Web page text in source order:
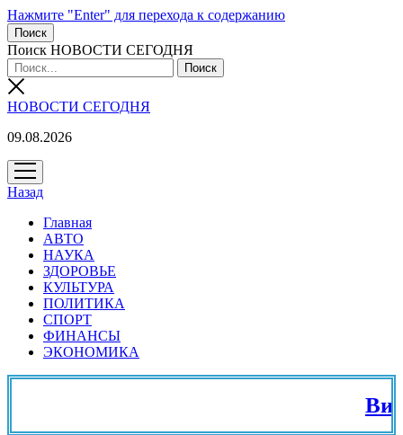
Нажмите "Enter" для перехода к содержанию
Поиск
Поиск НОВОСТИ СЕГОДНЯ
НОВОСТИ СЕГОДНЯ
09.08.2026
открыть
меню
Назад
Главная
АВТО
НАУКА
ЗДОРОВЬЕ
КУЛЬТУРА
ПОЛИТИКА
СПОРТ
ФИНАНСЫ
ЭКОНОМИКА
Вид на